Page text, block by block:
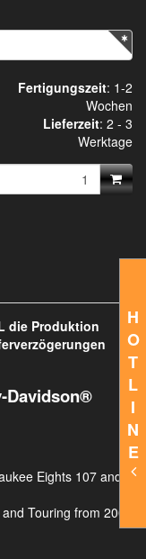
H
O
T
L
I
N
E
Fertigungszeit: 1-2
Wochen
Lieferzeit: 2 - 3
Werktage
die Produktion
Davidson®
Eights 107 and
Touring from 2007